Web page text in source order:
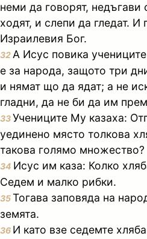
неми да говорят, недъгави
ходят, и слепи да гледат. И
Израилевия Бог.
32 А Исус повика
е за народа, защото три
и нямат що да ядат; а не
гладни, да не би да им
33Учениците Му казаха:
уединено място толкова
такова голямо множество?
34 Исус им каза: Колко
Седем и малко рибки.
35Тогава заповяда на
земята.
36 И като взе седемте